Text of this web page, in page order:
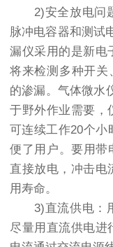
2)安全放电问题
脉冲电容器和测试
漏仪采用的是新电
将来检测多种开关
的渗漏。气体微水
于野外作业需要，
可连续工作20个小
便了用户。要用带
直接放电，冲击电
用寿命。
3)直流供电：用
尽量用直流供电进